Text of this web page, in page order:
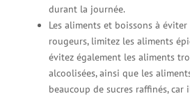
durant la journée.
Les aliments et boissons à
rougeurs, limitez les aliments
évitez également les aliments
alcoolisées, ainsi que les
beaucoup de sucres raffinés,